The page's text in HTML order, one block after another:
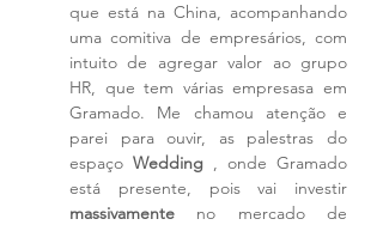
que está na China, acompanhando
uma comitiva de empresários, com
intuito de agregar valor ao grupo
HR, que tem várias empresasa em
Gramado. Me chamou atenção e
parei para ouvir, as palestras do
espaço Wedding , onde Gramado
massivamente no mercado de